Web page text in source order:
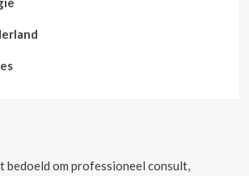
bedoeld om professioneel consult,